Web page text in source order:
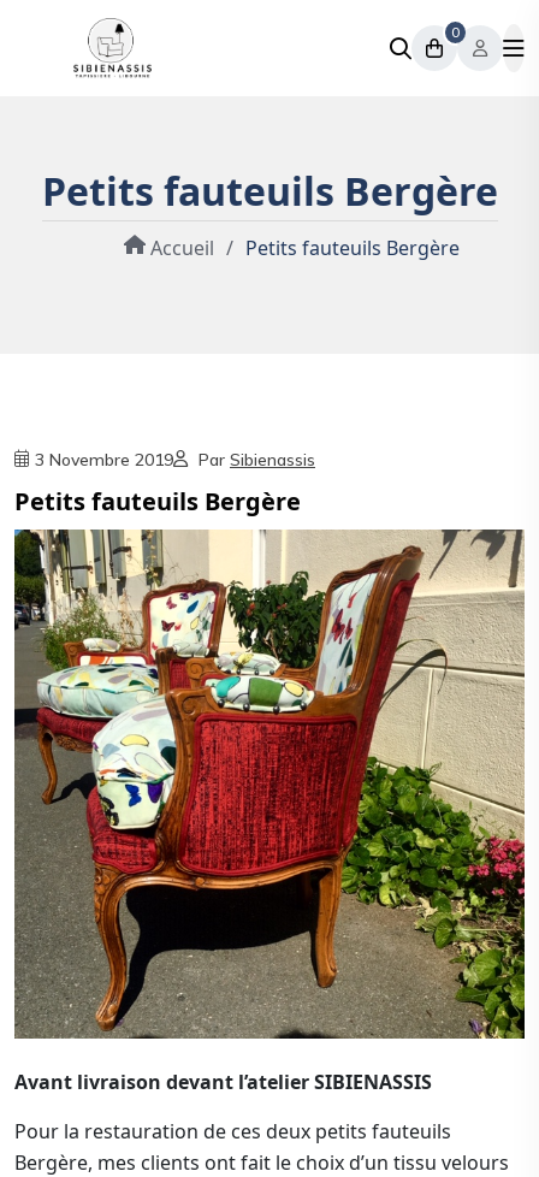
0
Petits fauteuils Bergère
Accueil / Petits fauteuils Bergère
3 Novembre 2019 Par Sibienassis
Petits fauteuils Bergère
Avant livraison devant l’atelier SIBIENASSIS
Pour la restauration de ces deux petits fauteuils
Bergère, mes clients ont fait le choix d’un tissu velours